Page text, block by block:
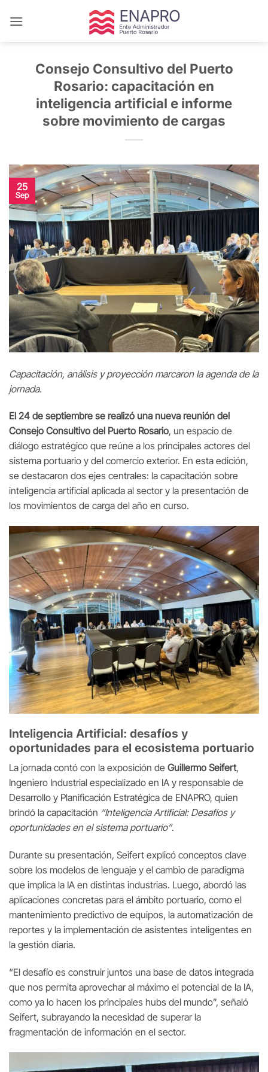
Consejo Consultivo del Puerto
Rosario: capacitación en
inteligencia artificial e informe
sobre movimiento de cargas
25
Sep
Capacitación, análisis y proyección marcaron la agenda de la
jornada.
El 24 de septiembre se realizó una nueva reunión del
Consejo Consultivo del Puerto Rosario, un espacio de
diálogo estratégico que reúne a los principales actores del
sistema portuario y del comercio exterior. En esta edición,
se destacaron dos ejes centrales: la capacitación sobre
inteligencia artificial aplicada al sector y la presentación de
los movimientos de carga del año en curso.
Inteligencia Artificial: desafíos y
oportunidades para el ecosistema portuario
La jornada contó con la exposición de Guillermo Seifert,
Ingeniero Industrial especializado en IA y responsable de
Desarrollo y Planificación Estratégica de ENAPRO, quien
brindó la capacitación “Inteligencia Artificial: Desafíos y
oportunidades en el sistema portuario”.
Durante su presentación, Seifert explicó conceptos clave
sobre los modelos de lenguaje y el cambio de paradigma
que implica la IA en distintas industrias. Luego, abordó las
aplicaciones concretas para el ámbito portuario, como el
mantenimiento predictivo de equipos, la automatización de
reportes y la implementación de asistentes inteligentes en
la gestión diaria.
“El desafío es construir juntos una base de datos integrada
que nos permita aprovechar al máximo el potencial de la IA,
como ya lo hacen los principales hubs del mundo”, señaló
Seifert, subrayando la necesidad de superar la
fragmentación de información en el sector.